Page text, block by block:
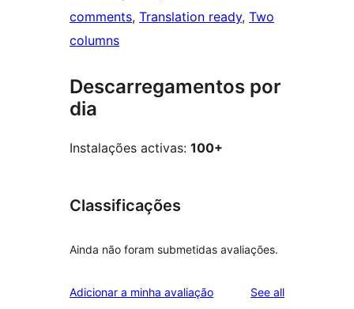
comments, Translation ready, Two
columns
Descarregamentos por
dia
Instalações activas: 100+
Classificações
Ainda não foram submetidas avaliações.
Adicionar a minha avaliação See allreviews